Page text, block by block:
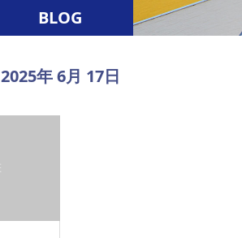
BLOG
2025年 6月 17日